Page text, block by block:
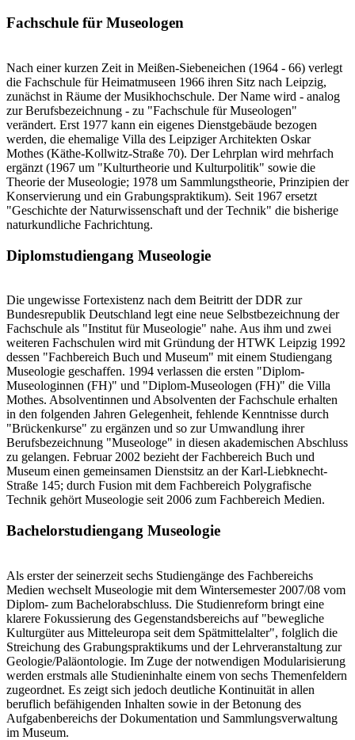
Fachschule für Museologen
Nach einer kurzen Zeit in Meißen-Siebeneichen (1964 - 66) verlegt
die Fachschule für Heimatmuseen 1966 ihren Sitz nach Leipzig,
zunächst in Räume der Musikhochschule. Der Name wird - analog
zur Berufsbezeichnung - zu "Fachschule für Museologen"
verändert. Erst 1977 kann ein eigenes Dienstgebäude bezogen
werden, die ehemalige Villa des Leipziger Architekten Oskar
Mothes (Käthe-Kollwitz-Straße 70). Der Lehrplan wird mehrfach
ergänzt (1967 um "Kulturtheorie und Kulturpolitik" sowie die
Theorie der Museologie; 1978 um Sammlungstheorie, Prinzipien der
Konservierung und ein Grabungspraktikum). Seit 1967 ersetzt
"Geschichte der Naturwissenschaft und der Technik" die bisherige
naturkundliche Fachrichtung.
Diplomstudiengang Museologie
Die ungewisse Fortexistenz nach dem Beitritt der DDR zur
Bundesrepublik Deutschland legt eine neue Selbstbezeichnung der
Fachschule als "Institut für Museologie" nahe. Aus ihm und zwei
weiteren Fachschulen wird mit Gründung der HTWK Leipzig 1992
dessen "Fachbereich Buch und Museum" mit einem Studiengang
Museologie geschaffen. 1994 verlassen die ersten "Diplom-
Museologinnen (FH)" und "Diplom-Museologen (FH)" die Villa
Mothes. Absolventinnen und Absolventen der Fachschule erhalten
in den folgenden Jahren Gelegenheit, fehlende Kenntnisse durch
"Brückenkurse" zu ergänzen und so zur Umwandlung ihrer
Berufsbezeichnung "Museologe" in diesen akademischen Abschluss
zu gelangen. Februar 2002 bezieht der Fachbereich Buch und
Museum einen gemeinsamen Dienstsitz an der Karl-Liebknecht-
Straße 145; durch Fusion mit dem Fachbereich Polygrafische
Technik gehört Museologie seit 2006 zum Fachbereich Medien.
Bachelorstudiengang Museologie
Als erster der seinerzeit sechs Studiengänge des Fachbereichs
Medien wechselt Museologie mit dem Wintersemester 2007/08 vom
Diplom- zum Bachelorabschluss. Die Studienreform bringt eine
klarere Fokussierung des Gegenstandsbereichs auf "bewegliche
Kulturgüter aus Mitteleuropa seit dem Spätmittelalter", folglich die
Streichung des Grabungspraktikums und der Lehrveranstaltung zur
Geologie/Paläontologie. Im Zuge der notwendigen Modularisierung
werden erstmals alle Studieninhalte einem von sechs Themenfeldern
zugeordnet. Es zeigt sich jedoch deutliche Kontinuität in allen
beruflich befähigenden Inhalten sowie in der Betonung des
Aufgabenbereichs der Dokumentation und Sammlungsverwaltung
im Museum.